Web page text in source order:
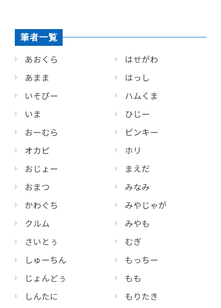
筆者一覧
あおくら
あまま
いそぴー
いま
おーむら
オカピ
おじょー
おまつ
かわぐち
クルム
さいとぅ
しゅーちん
じょんどぅ
しんたに
はせがわ
はっし
ハムくま
ひじー
ピンキー
ホリ
まえだ
みなみ
みやじゃが
みやも
むぎ
もっちー
もも
もりたき